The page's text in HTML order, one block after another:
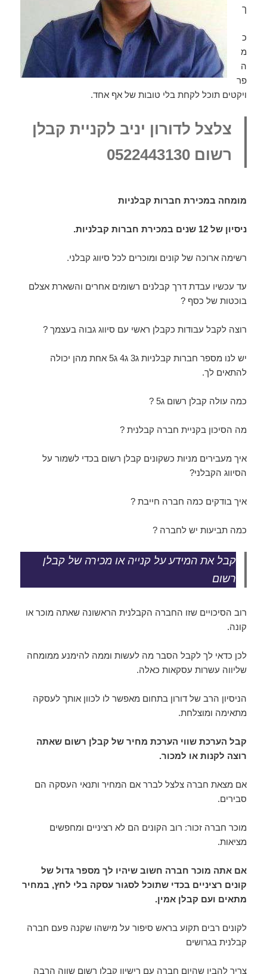
ך
כ
מ
ה
פר
ויקטים תוכל לקחת בלי טובות של אף אחד.
צלצל לדורון יניב לקניית קבלן
רשום 0522443130
מומחה במכירת חברות קבלניות
ניסיון של 12 שנים במכירת חברות קבלניות.
רשימה ארוכה של קונים ומוכרים לכל סיווג קבלני.
עד עכשיו עבדת דרך קבלנים רשומים אחרים והשארת אצלם
בוכטות של כסף ?
רוצה לקבל עבודות כקבלן ראשי עם סיווג גבוה בעצמך ?
יש לנו מספר חברות קבלניות ג3 ג4 ג5 אחת מהן יכולה
להתאים לך.
כמה עולה קבלן רשום ג5 ?
מה הסיכון בקניית חברה קבלנית ?
איך מעבירים מניות כשקונים קבלן רשום בכדי לשמור על
הסיווג הקבלני?
איך בודקים כמה חברה חייבת ?
כמה תביעות יש לחברה ?
קבל את המידע על קנייה או מכירה של קבלן
רשום
רוב הסיכויים שזו החברה הקבלנית הראשונה שאתה מוכר או
קונה.
לכן כדאי לך לקבל הסבר מה לעשות וממה להימנע ממומחה
שליווה עשרות עסקאות כאלה.
הניסיון הרב של דורון בתחום מאפשר לו לכוון אותך לעסקה
מתאימה ומוצלחת.
קבל הערכת שווי הערכת מחיר של קבלן רשום שאתה
רוצה לקנות או למכור.
אם מצאת חברה צלצל לברר אם המחיר ותנאי העסקה הם
סבירים.
מוכר חברה זכור: רוב הקונים הם לא רציניים ומחפשים
מציאות.
אם אתה מוכר חברה חשוב שיהיו לך מספר גדול של
קונים רציניים בכדי שתוכל לסגור עסקה בלי לחץ, במחיר
מתאים ועם קבלן אמין.
לקונים רבים תקוע בראש סיפור על מישהו שקנה פעם חברה
קבלנית בגרושים
צריך להבין שהיום חברה עם רישיון קבלן רשום שווה הרבה